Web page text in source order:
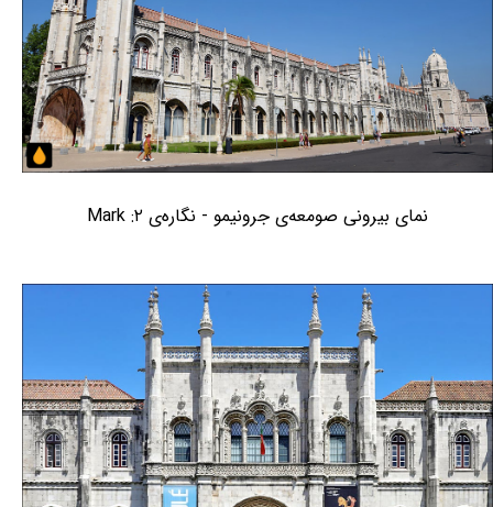
نمای بیرونی صومعه‌ی جرونیمو - نگاره‌ی ۲: Mark